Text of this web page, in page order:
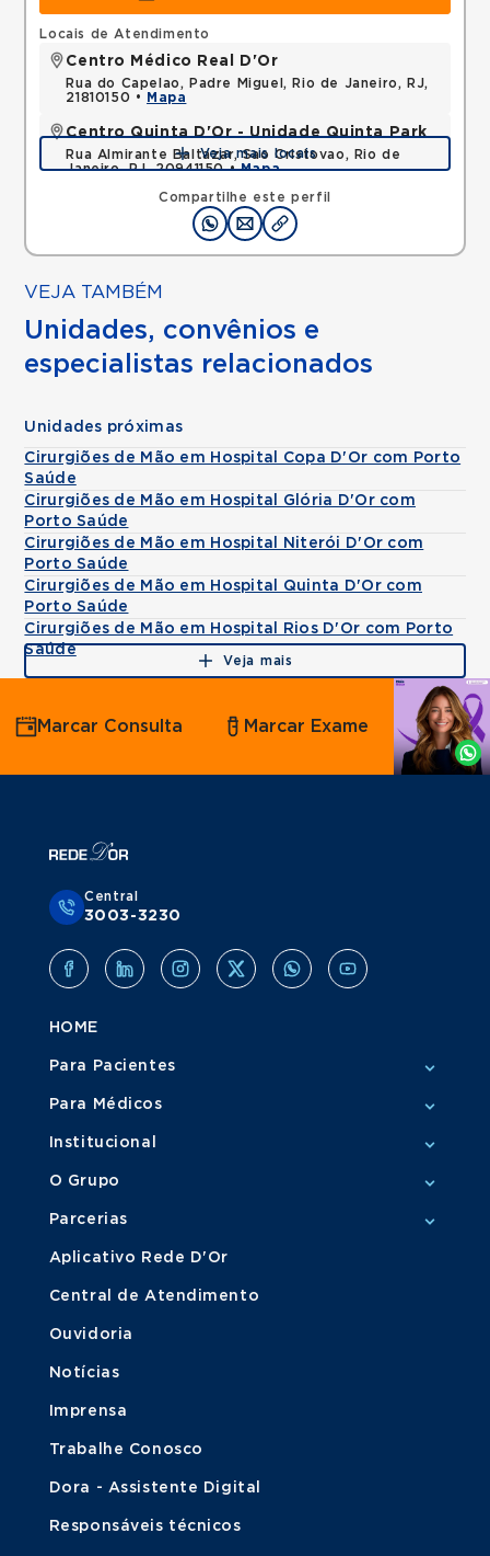
Compartilhe este perfil
Locais de Atendimento
Centro Médico Real D'Or
Rua do Capelao, Padre Miguel, Rio de Janeiro, RJ,
21810150 •
Mapa
Centro Quinta D'Or - Unidade Quinta Park
Rua Almirante Baltazar, Sao Cristovao, Rio de
Janeiro, RJ, 20941150 •Mapa
Veja mais locais
VEJA TAMBÉM
Unidades, convênios e
especialistas relacionados
Unidades próximas
Cirurgiões de Mão em Hospital Copa D'Or com Porto
Saúde
Cirurgiões de Mão em Hospital Glória D'Or com
Porto Saúde
Cirurgiões de Mão em Hospital Niterói D'Or com
Porto Saúde
Cirurgiões de Mão em Hospital Quinta D'Or com
Porto Saúde
Cirurgiões de Mão em Hospital Rios D'Or com Porto
Saúde
Veja mais
Agende
por
Whatsapp
Marcar Consulta Marcar Exame
Central
3003-3230
HOME
Para Pacientes
Para Médicos
Institucional
O Grupo
Parcerias
Aplicativo Rede D'Or
Central de Atendimento
Ouvidoria
Notícias
Imprensa
Trabalhe Conosco
Dora - Assistente Digital
Responsáveis técnicos